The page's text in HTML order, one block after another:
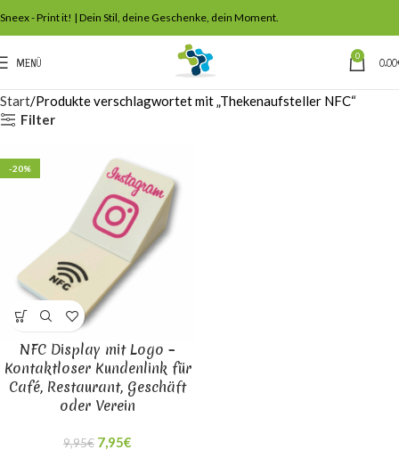
Sneex - Print it! | Dein Stil, deine Geschenke, dein Moment.
MENÜ 0 0,00
Start Produkte verschlagwortet mit „Thekenaufsteller NFC“
Filter
-20%
NFC Display mit Logo –
Kontaktloser Kundenlink für
Café, Restaurant, Geschäft
oder Verein
9,95€ 7,95€